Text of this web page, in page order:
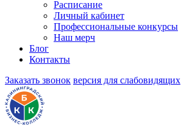
Расписание
Личный кабинет
Профессиональные конкурсы
Наш мерч
Блог
Контакты
Заказать звонок версия для слабовидящих